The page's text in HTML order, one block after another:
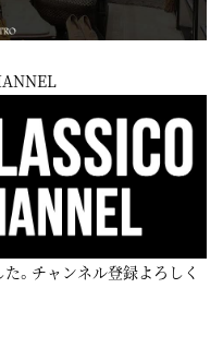
。チャンネル登録よろしく